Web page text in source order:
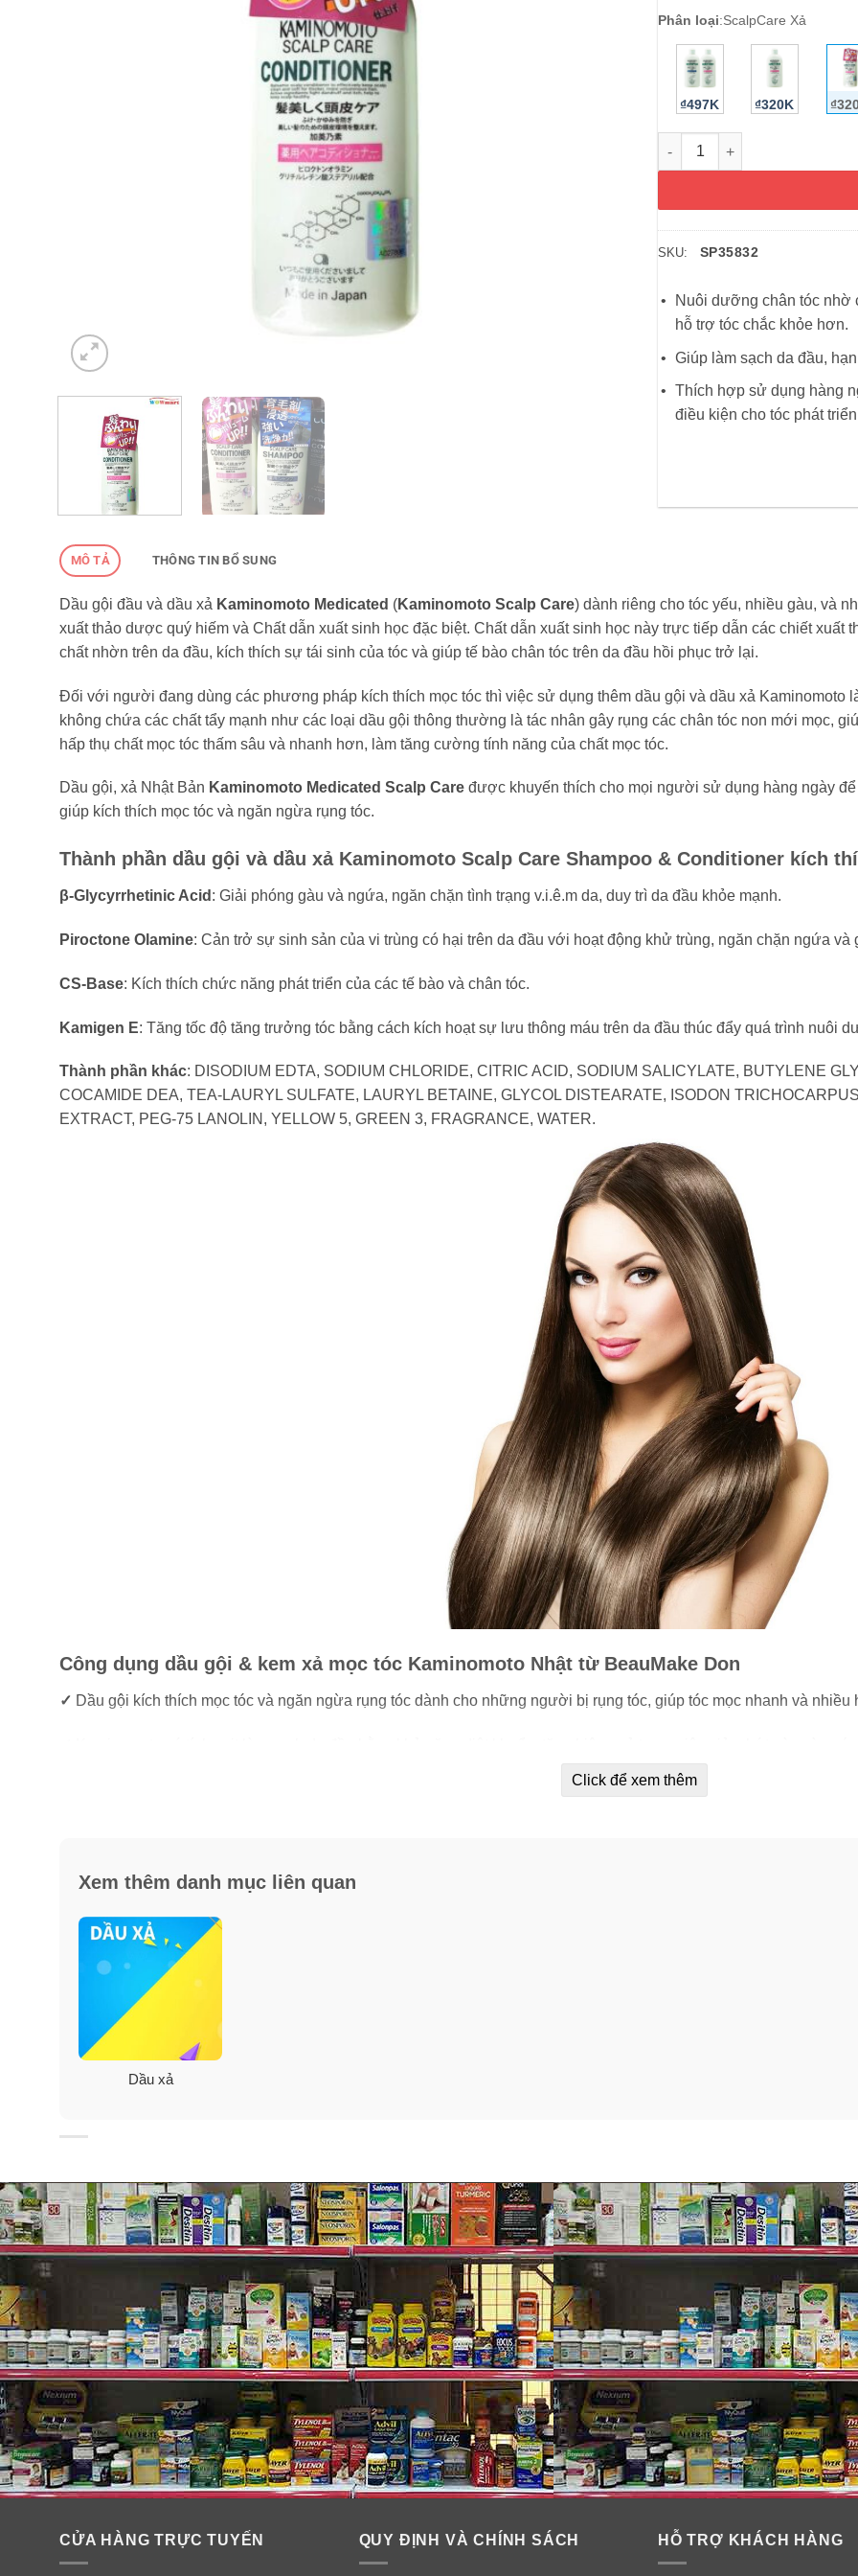
Phân loại:ScalpCare Xả
₫497K ₫320K
Dầu xả kích thích mọc tóc
SKU: SP35832
Nuôi dưỡng chân tóc nhờ
hỗ trợ tóc chắc khỏe hơn.
Giúp làm sạch da đầu,
Thích hợp sử dụng hàng
điều kiện cho tóc phát
MÔ TẢ THÔNG TIN BỔ SUNG
Dầu gội đầu và dầu xả Kaminomoto Medicated (Kaminomoto Scalp Care) dành riêng cho tóc yếu, nhiều gàu, và
xuất thảo dược quý hiếm và Chất dẫn xuất sinh học đặc biệt. Chất dẫn xuất sinh học này trực tiếp dẫn các chiết
chất nhờn trên da đầu, kích thích sự tái sinh của tóc và giúp tế bào chân tóc trên da đầu hồi phục trở lại.
Đối với người đang dùng các phương pháp kích thích mọc tóc thì việc sử dụng thêm dầu gội và dầu xả Kaminomoto
không chứa các chất tẩy mạnh như các loại dầu gội thông thường là tác nhân gây rụng các chân tóc non mới mọc,
hấp thụ chất mọc tóc thấm sâu và nhanh hơn, làm tăng cường tính năng của chất mọc tóc.
Dầu gội, xả Nhật Bản Kaminomoto Medicated Scalp Care được khuyến thích cho mọi người sử dụng hàng ngày
giúp kích thích mọc tóc và ngăn ngừa rụng tóc.
Thành phần dầu gội và dầu xả Kaminomoto Scalp Care Shampoo & Conditioner kích
β-Glycyrrhetinic Acid : Giải phóng gàu và ngứa, ngăn chặn tình trạng v.i.ê.m da, duy trì da đầu khỏe mạnh.
Piroctone Olamine: Cản trở sự sinh sản của vi trùng có hại trên da đầu với hoạt động khử trùng, ngăn chặn ngứa và
CS-Base: Kích thích chức năng phát triển của các tế bào và chân tóc.
Kamigen E: Tăng tốc độ tăng trưởng tóc bằng cách kích hoạt sự lưu thông máu trên da đầu thúc đẩy quá trình nuôi
Thành phần khác: DISODIUM EDTA, SODIUM CHLORIDE, CITRIC ACID, SODIUM SALICYLATE, BUTYLENE
COCAMIDE DEA, TEA-LAURYL SULFATE, LAURYL BETAINE, GLYCOL DISTEARATE, ISODON
EXTRACT, PEG-75 LANOLIN, YELLOW 5, GREEN 3, FRAGRANCE, WATER.
Công dụng dầu gội & kem xả mọc tóc Kaminomoto Nhật từ BeauMake Don
✓ Dầu gội kích thích mọc tóc và ngăn ngừa rụng tóc dành cho những người bị rụng tóc, giúp tóc mọc nhanh và nhiều
Thành phần được chiết xuất từ các loại thảo dược quý hiếm và chất dẫn xuất sinh học đặc biệt giúp nuôi dưỡng
cho chất mọc tóc có thể xâm nhập sâu và chân và nang tóc.
Đối với người đang cải thiện mọc tóc bằng các phương pháp chuyên khoa thì việc sử dụng thêm dầu gội
hàng ngày, giúp tóc mọc nhanh và khỏe mạnh hơn.
Dầu gội Kaminomoto và dầu xả Kaminomoto được khuyến thích cho mọi người sử dụng hàng ngày để chăm sóc
ngừa rụng tóc.
Click để xem thêm
Xem thêm danh mục liên quan
Dầu xả
CỬA HÀNG TRỰC TUYẾN QUY ĐỊNH VÀ CHÍNH SÁCH HỖ TRỢ KHÁCH HÀNG